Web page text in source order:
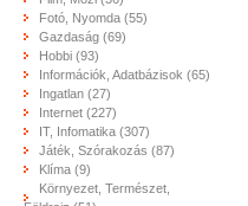
Fotó, Nyomda (55)
Gazdaság (69)
Hobbi (93)
Információk, Adatbázisok (65)
Ingatlan (27)
Internet (227)
IT, Infomatika (307)
Játék, Szórakozás (87)
Klíma (9)
Környezet, Természet,